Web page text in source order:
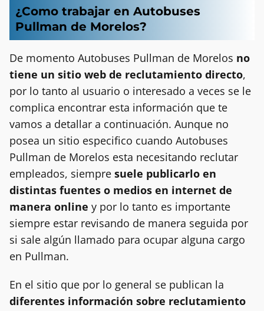
¿Como trabajar en Autobuses
Pullman de Morelos?
De momento Autobuses Pullman de Morelos no
tiene un sitio web de reclutamiento directo,
por lo tanto al usuario o interesado a veces se le
complica encontrar esta información que te
vamos a detallar a continuación. Aunque no
posea un sitio especifico cuando Autobuses
Pullman de Morelos esta necesitando reclutar
empleados, siempre suele publicarlo en
distintas fuentes o medios en internet de
manera online y por lo tanto es importante
siempre estar revisando de manera seguida por
si sale algún llamado para ocupar alguna cargo
en Pullman.
En el sitio que por lo general se publican la
diferentes información sobre reclutamiento